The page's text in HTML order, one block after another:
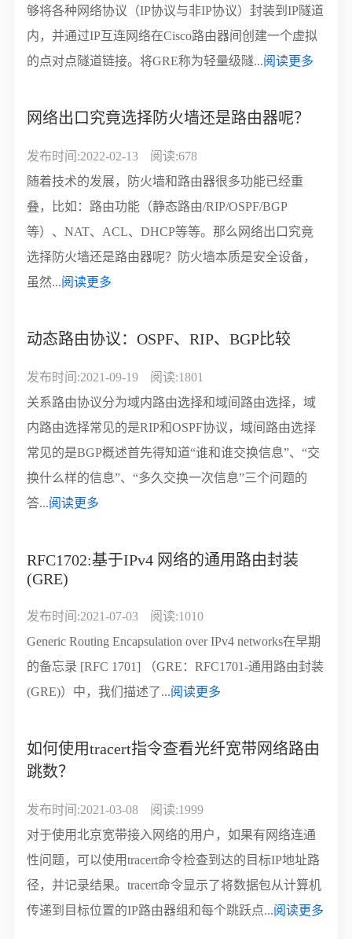
够将各种网络协议（IP协议与非IP协议）封装到IP隧道
内，并通过IP互连网络在Cisco路由器间创建一个虚拟
的点对点隧道链接。将GRE称为轻量级隧...阅读更多
网络出口究竟选择防火墙还是路由器呢？
发布时间:2022-02-13
阅读:678
随着技术的发展，防火墙和路由器很多功能已经重
叠，比如：路由功能（静态路由/RIP/OSPF/BGP
等）、NAT、ACL、DHCP等等。那么网络出口究竟
选择防火墙还是路由器呢？防火墙本质是安全设备，
虽然...阅读更多
动态路由协议：OSPF、RIP、BGP比较
发布时间:2021-09-19
阅读:1801
关系路由协议分为域内路由选择和域间路由选择，域
内路由选择常见的是RIP和OSPF协议，域间路由选择
常见的是BGP概述首先得知道“谁和谁交换信息”、“交
换什么样的信息”、“多久交换一次信息”三个问题的
答...阅读更多
RFC1702:基于IPv4 网络的通用路由封装
(GRE)
发布时间:2021-07-03
阅读:1010
Generic Routing Encapsulation over IPv4 networks在早期
的备忘录 [RFC 1701] （GRE：RFC1701-通用路由封装
(GRE)）中，我们描述了...阅读更多
如何使用tracert指令查看光纤宽带网络路由
跳数？
发布时间:2021-03-08
阅读:1999
对于使用北京宽带接入网络的用户，如果有网络连通
性问题，可以使用tracert命令检查到达的目标IP地址路
径，并记录结果。tracert命令显示了将数据包从计算机
传递到目标位置的IP路由器组和每个跳跃点...阅读更多